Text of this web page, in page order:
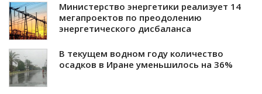
Министерство энергетики реализует 14
мегапроектов по преодолению
энергетического дисбаланса
В текущем водном году количество
осадков в Иране уменьшилось на 36%